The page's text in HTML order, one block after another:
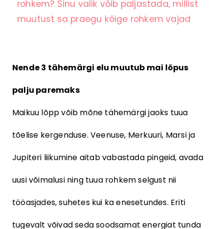
rohkem? Sinu valik võib paljastada, millist
muutust sa praegu kõige rohkem vajad
Nende 3 tähemärgi elu muutub mai lõpus
palju paremaks
Maikuu lõpp võib mõne tähemärgi jaoks tuua
tõelise kergenduse. Veenuse, Merkuuri, Marsi ja
Jupiteri liikumine aitab vabastada pingeid, avada
uusi võimalusi ning tuua rohkem selgust nii
tööasjades, suhetes kui ka enesetundes. Eriti
tugevalt võivad seda soodsamat energiat tunda